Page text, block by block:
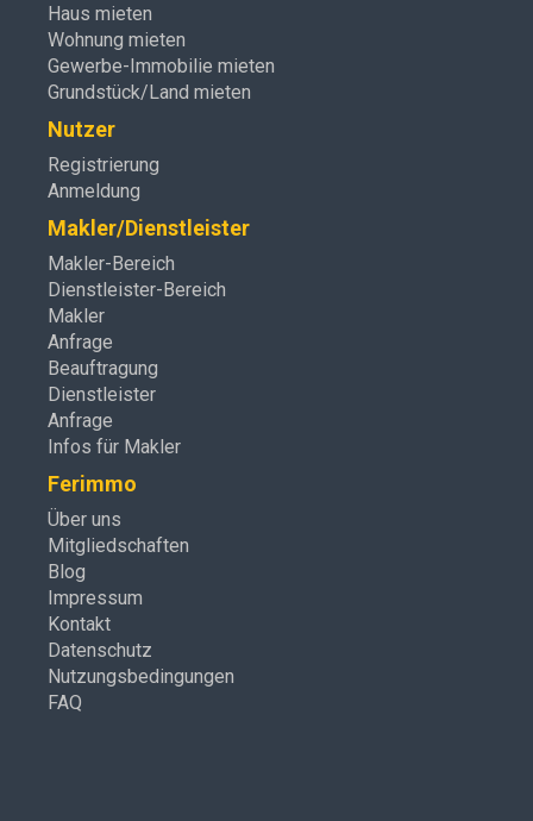
Haus mieten
Wohnung mieten
Gewerbe-Immobilie mieten
Grundstück/Land mieten
Nutzer
Registrierung
Anmeldung
Makler/Dienstleister
Makler-Bereich
Dienstleister-Bereich
Makler
Anfrage
Beauftragung
Dienstleister
Anfrage
Infos für Makler
Ferimmo
Über uns
Mitgliedschaften
Blog
Impressum
Kontakt
Datenschutz
Nutzungsbedingungen
FAQ